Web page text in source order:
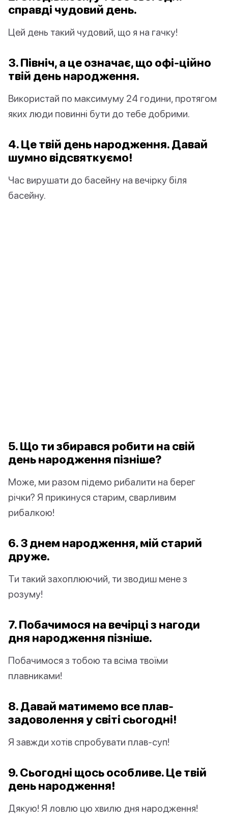
справді чудовий день.
Цей день такий чудовий, що я на гачку!
3. Північ, а це означає, що офі-ційно
твій день народження.
Використай по максимуму 24 години, протягом
яких люди повинні бути до тебе добрими.
4. Це твій день народження. Давай
шумно відсвяткуємо!
Час вирушати до басейну на вечірку біля
басейну.
5. Що ти збирався робити на свій
день народження пізніше?
Може, ми разом підемо рибалити на берег
річки? Я прикинуся старим, сварливим
рибалкою!
6. З днем народження, мій старий
друже.
Ти такий захоплюючий, ти зводиш мене з
розуму!
7. Побачимося на вечірці з нагоди
дня народження пізніше.
Побачимося з тобою та всіма твоїми
плавниками!
8. Давай матимемо все плав-
задоволення у світі сьогодні!
Я завжди хотів спробувати плав-суп!
9. Сьогодні щось особливе. Це твій
день народження!
Дякую! Я ловлю цю хвилю дня народження!